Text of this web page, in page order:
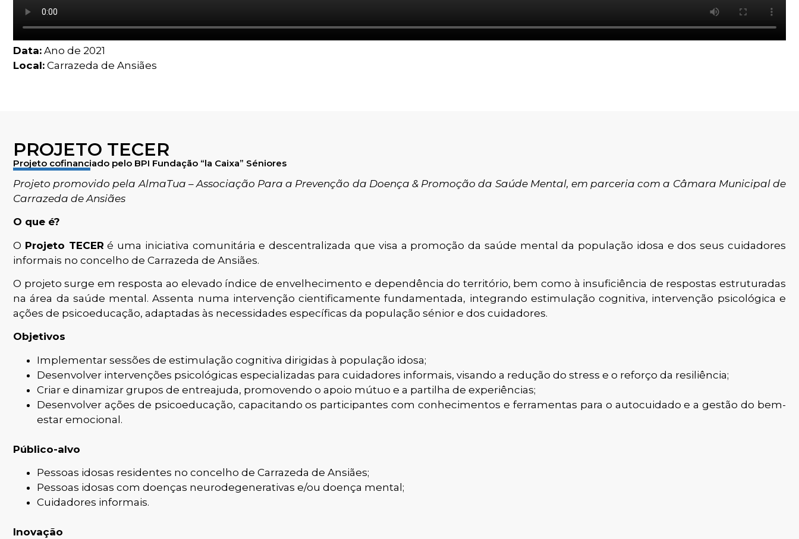
Data: Ano de 2021
Local: Carrazeda de Ansiães
PROJETO TECER
Projeto cofinanciado pelo BPI Fundação “la Caixa” Séniores
Projeto promovido pela AlmaTua – Associação Para a Prevenção da Doença & Promoção da Saúde Mental, em parceria com a Câmara Municipal de
Carrazeda de Ansiães
O que é?
O Projeto TECER é uma iniciativa comunitária e descentralizada que visa a promoção da saúde mental da população idosa e dos seus cuidadores
informais no concelho de Carrazeda de Ansiães.
O projeto surge em resposta ao elevado índice de envelhecimento e dependência do território, bem como à insuficiência de respostas estruturadas
na área da saúde mental. Assenta numa intervenção cientificamente fundamentada, integrando estimulação cognitiva, intervenção psicológica e
ações de psicoeducação, adaptadas às necessidades específicas da população sénior e dos cuidadores.
Objetivos
Implementar sessões de estimulação cognitiva dirigidas à população idosa;
Desenvolver intervenções psicológicas especializadas para cuidadores informais, visando a redução do stress e o reforço da resiliência;
Criar e dinamizar grupos de entreajuda, promovendo o apoio mútuo e a partilha de experiências;
Desenvolver ações de psicoeducação, capacitando os participantes com conhecimentos e ferramentas para o autocuidado e a gestão do bem-
estar emocional.
Público-alvo
Pessoas idosas residentes no concelho de Carrazeda de Ansiães;
Pessoas idosas com doenças neurodegenerativas e/ou doença mental;
Cuidadores informais.
Inovação